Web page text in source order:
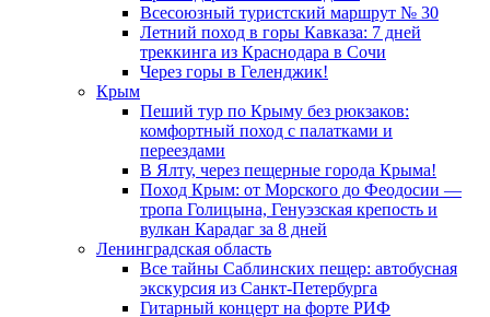
Всесоюзный туристский маршрут № 30
Летний поход в горы Кавказа: 7 дней
треккинга из Краснодара в Сочи
Через горы в Геленджик!
Крым
Пеший тур по Крыму без рюкзаков:
комфортный поход с палатками и
переездами
В Ялту, через пещерные города Крыма!
Поход Крым: от Морского до Феодосии —
тропа Голицына, Генуэзская крепость и
вулкан Карадаг за 8 дней
Ленинградская область
Все тайны Саблинских пещер: автобусная
экскурсия из Санкт-Петербурга
Гитарный концерт на форте РИФ